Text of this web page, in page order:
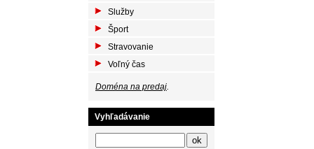
Služby
Šport
Stravovanie
Voľný čas
Doména na predaj.
Vyhľadávanie